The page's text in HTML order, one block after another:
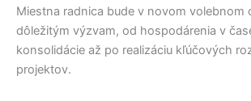
Miestna radnica bude v novom volebnom
dôležitým výzvam, od hospodárenia v
konsolidácie až po realizáciu kľúčových
projektov.